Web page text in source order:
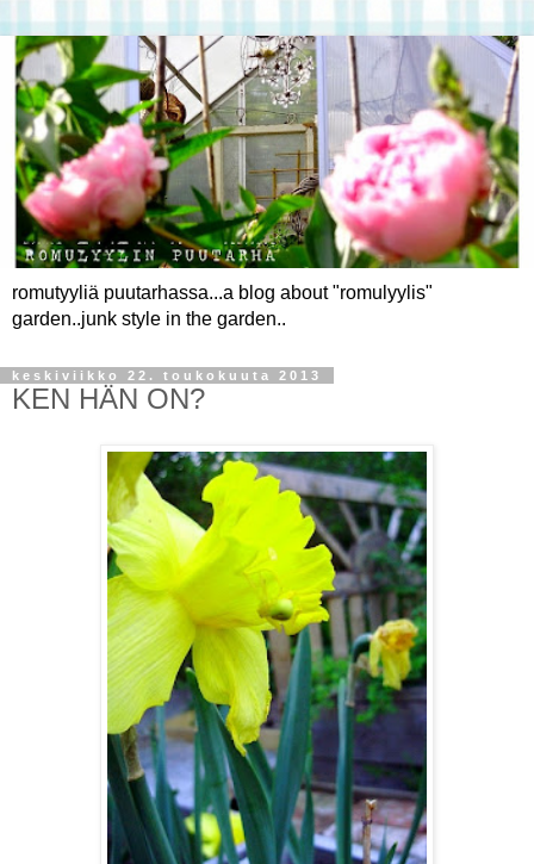
romutyyliä puutarhassa...a blog about "romulyylis"
garden..junk style in the garden..
keskiviikko 22. toukokuuta 2013
KEN HÄN ON?